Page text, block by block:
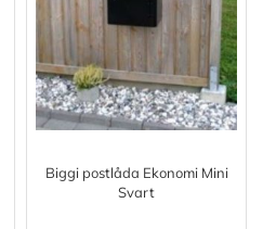
Biggi postlåda Ekonomi Mini
Svart